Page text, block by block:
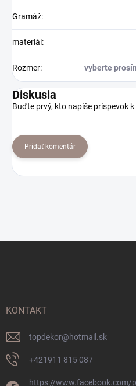
Gramáž:
materiál :
Rozmer: vyberte
Diskusia
Buďte prvý, kto napíše príspevok
Pridať komentár
KONTAKT
topdekor@hotmail.sk
+421911 815 087
https://www.facebook.com/